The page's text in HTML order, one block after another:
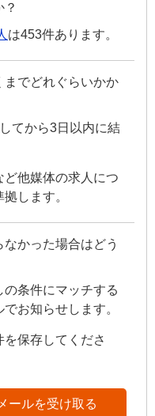
は453件あります。
までどれぐらいかか
てから3日以内に結
他媒体の求人につ
します。
かった場合はどう
条件にマッチする
お知らせします。
保存してくださ
ールを受け取る